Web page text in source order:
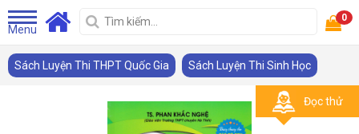
Menu
0
Sách Luyện Thi THPT Quốc Gia Sách Luyện Thi Sinh Học
Đọc thử